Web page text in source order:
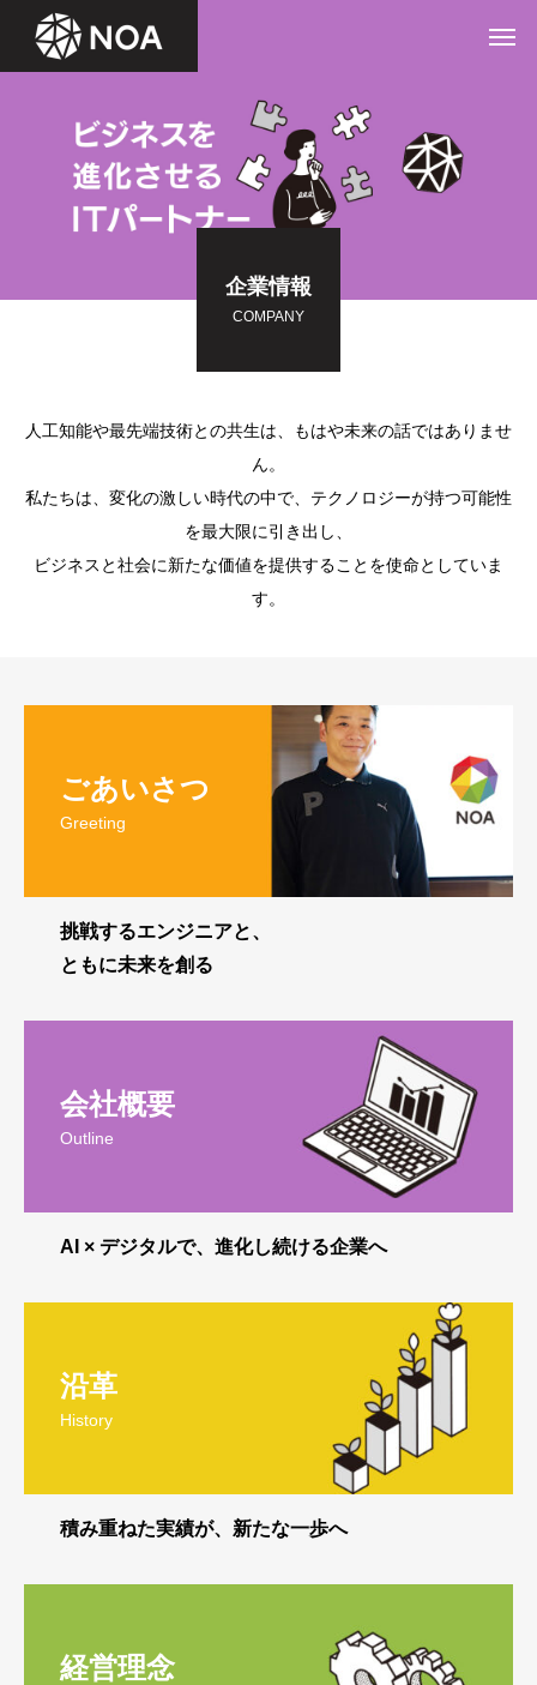
企業情報
COMPANY
人工知能や最先端技術との共生は、もはや未来の話ではありませ
ん。
私たちは、変化の激しい時代の中で、テクノロジーが持つ可能性
を最大限に引き出し、
ビジネスと社会に新たな価値を提供することを使命としていま
す。
ごあいさつ
Greeting
挑戦するエンジニアと、
ともに未来を創る
会社概要
Outline
AI × デジタルで、進化し続ける企業へ
沿革
History
積み重ねた実績が、新たな一歩へ
経営理念